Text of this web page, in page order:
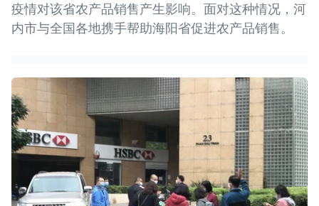
疫情对该省农产品销售产生影响。面对这种情况，河
内市与全国各地携手帮助海阳省促进农产品销售。